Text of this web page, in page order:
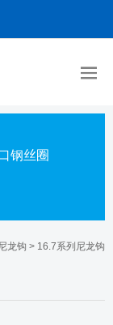
钢丝圈
龙钩 > 16.7系列尼龙钩